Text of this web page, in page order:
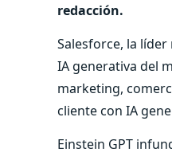
redacción.
Salesforce, la líder
IA generativa del
marketing,
cliente con IA
Einstein GPT